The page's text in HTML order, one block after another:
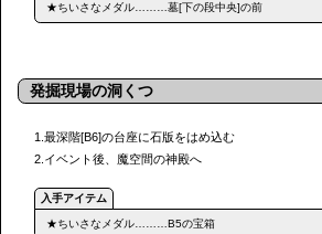
★ちいさなメダル………墓[下の段中央]の前
発掘現場の洞くつ
1.最深階[B6]の台座に石版をはめ込む
2.イベント後、魔空間の神殿へ
★ちいさなメダル………B5の宝箱